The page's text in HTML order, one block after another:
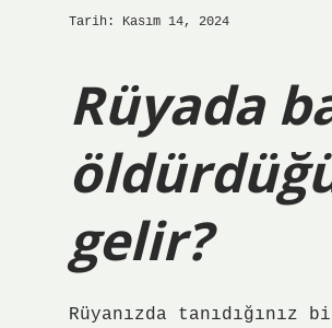
Tarih: Kasım 14, 2024
Rüyada
gelir?
Rüyanızda